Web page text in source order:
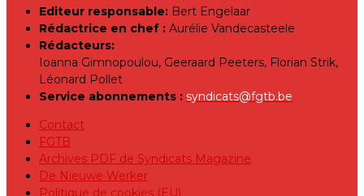
Editeur responsable: Bert Engelaar
Rédactrice en chef : Aurélie Vandecasteele
Rédacteurs:
Ioanna Gimnopoulou, Geeraard Peeters, Florian Strik,
Léonard Pollet
Service abonnements : syndicats@fgtb.be
Contact
FGTB
Archives PDF de Syndicats Magazine
De Nieuwe Werker
Politique de cookies (EU)